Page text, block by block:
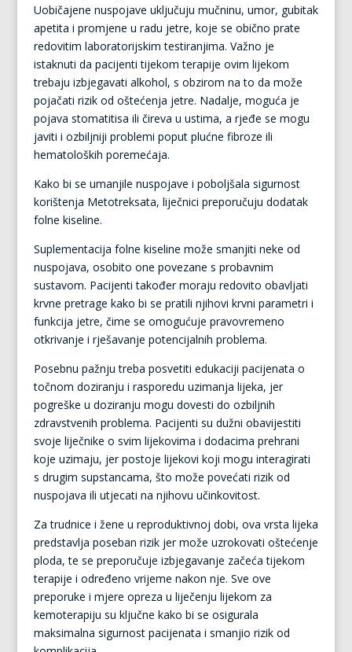
Uobičajene nuspojave uključuju mučninu, umor, gubitak
apetita i promjene u radu jetre, koje se obično prate
redovitim laboratorijskim testiranjima. Važno je
istaknuti da pacijenti tijekom terapije ovim lijekom
trebaju izbjegavati alkohol, s obzirom na to da može
pojačati rizik od oštećenja jetre. Nadalje, moguća je
pojava stomatitisa ili čireva u ustima, a rjeđe se mogu
javiti i ozbiljniji problemi poput plućne fibroze ili
hematoloških poremećaja.
Kako bi se umanjile nuspojave i poboljšala sigurnost
korištenja Metotreksata, liječnici preporučuju dodatak
folne kiseline.
Suplementacija folne kiseline može smanjiti neke od
nuspojava, osobito one povezane s probavnim
sustavom. Pacijenti također moraju redovito obavljati
krvne pretrage kako bi se pratili njihovi krvni parametri i
funkcija jetre, čime se omogućuje pravovremeno
otkrivanje i rješavanje potencijalnih problema.
Posebnu pažnju treba posvetiti edukaciji pacijenata o
točnom doziranju i rasporedu uzimanja lijeka, jer
pogreške u doziranju mogu dovesti do ozbiljnih
zdravstvenih problema. Pacijenti su dužni obavijestiti
svoje liječnike o svim lijekovima i dodacima prehrani
koje uzimaju, jer postoje lijekovi koji mogu interagirati
s drugim supstancama, što može povećati rizik od
nuspojava ili utjecati na njihovu učinkovitost.
Za trudnice i žene u reproduktivnoj dobi, ova vrsta lijeka
predstavlja poseban rizik jer može uzrokovati oštećenje
ploda, te se preporučuje izbjegavanje začeća tijekom
terapije i određeno vrijeme nakon nje. Sve ove
preporuke i mjere opreza u liječenju lijekom za
kemoterapiju su ključne kako bi se osigurala
maksimalna sigurnost pacijenata i smanjio rizik od